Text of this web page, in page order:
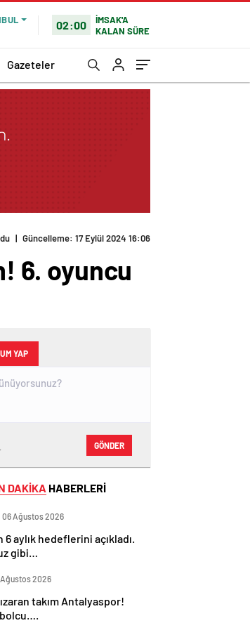
02:00
İMSAK'A
KALAN SÜRE
Gazeteler
| Güncelleme: 17 Eylül 2024 16:06
6. oyuncu
YAP
GÖNDER
DAKİKA HABERLERİ
06 Ağustos 2026
aylık hedeflerini açıkladı.
gibi…
2026
takım Antalyaspor!